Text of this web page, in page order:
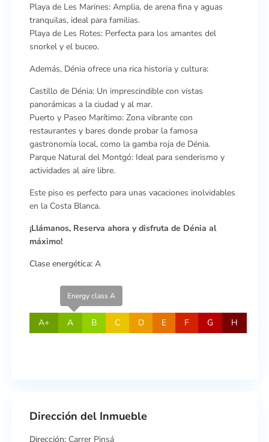
Playa de Les Marines: Amplia, de arena fina y aguas
tranquilas, ideal para familias.
Playa de Les Rotes: Perfecta para los amantes del
snorkel y el buceo.
Además, Dénia ofrece una rica historia y cultura:
Castillo de Dénia: Un imprescindible con vistas
panorámicas a la ciudad y al mar.
Puerto y Paseo Marítimo: Zona vibrante con
restaurantes y bares donde probar la famosa
gastronomía local, como la gamba roja de Dénia.
Parque Natural del Montgó: Ideal para senderismo y
actividades al aire libre.
Este piso es perfecto para unas vacaciones inolvidables
en la Costa Blanca.
¡Llámanos, Reserva ahora y disfruta de Dénia al
máximo!
Clase energética:A
A+
Energy class A
A B C D E F G H
Dirección del Inmueble
Dirección:Carrer Pinsá